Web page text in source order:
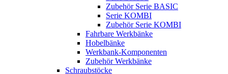
Zubehör Serie BASIC
Serie KOMBI
Zubehör Serie KOMBI
Fahrbare Werkbänke
Hobelbänke
Werkbank-Komponenten
Zubehör Werkbänke
Schraubstöcke